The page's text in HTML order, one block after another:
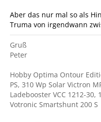
Aber das nur mal so als
Truma von irgendwann
Gruß
Peter
Hobby Optima Ontour
PS, 310 Wp Solar Victron
Ladebooster VCC 1212-
Votronic Smartshunt 200 S